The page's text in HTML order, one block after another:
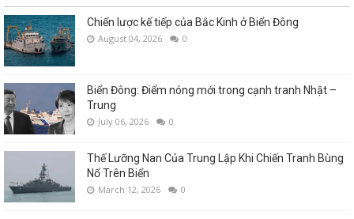
Chiến lược kế tiếp của Bắc Kinh ở Biển Đông
August 04, 2026 0
Biển Đông: Điểm nóng mới trong cạnh tranh Nhật –
Trung
July 06, 2026 0
Thế Lưỡng Nan Của Trung Lập Khi Chiến Tranh Bùng
Nổ Trên Biển
March 12, 2026 0